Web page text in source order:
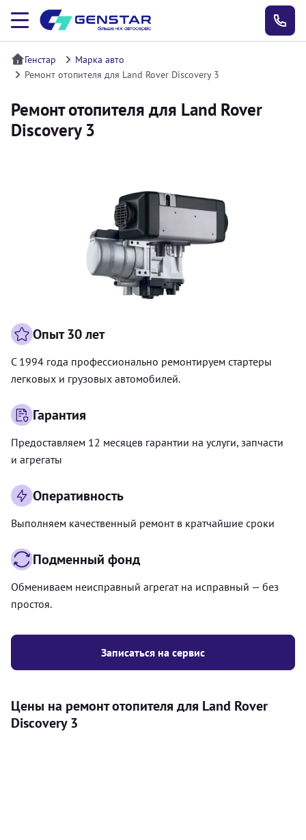
Генстар
Марка авто
Ремонт отопителя для Land Rover Discovery 3
Ремонт отопителя для Land Rover
Discovery 3
Записаться на сервис
Опыт 30 лет
С 1994 года профессионально ремонтируем стартеры
легковых и грузовых автомобилей.
Гарантия
Предоставляем 12 месяцев гарантии на услуги, запчасти
и агрегаты
Оперативность
Выполняем качественный ремонт в кратчайшие сроки
Подменный фонд
Обмениваем неисправный агрегат на исправный — без
простоя.
Цены на ремонт отопителя для Land Rover
Discovery 3